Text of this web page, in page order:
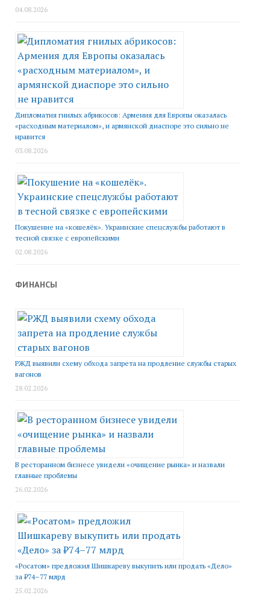
04.08.2026
Дипломатия гнилых абрикосов: Армения для Европы оказалась
«расходным материалом», и армянской диаспоре это сильно не
нравится
03.08.2026
Покушение на «кошелёк». Украинские спецслужбы работают в
тесной связке с европейскими
02.08.2026
ФИНАНСЫ
РЖД выявили схему обхода запрета на продление службы старых
вагонов
28.02.2026
В ресторанном бизнесе увидели «очищение рынка» и назвали
главные проблемы
26.02.2026
«Росатом» предложил Шишкареву выкупить или продать «Дело»
за ₽74–77 млрд
25.02.2026